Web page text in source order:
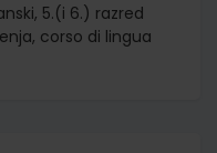
5.(i 6.) razred
corso di lingua